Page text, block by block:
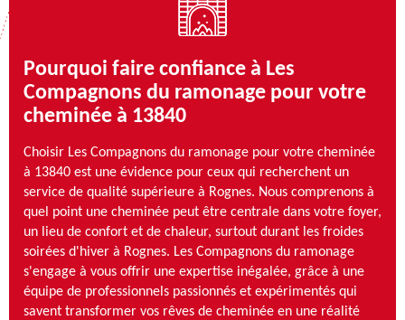
Pourquoi faire confiance à Les
Compagnons du ramonage pour votre
cheminée à 13840
Choisir Les Compagnons du ramonage pour votre cheminée
à 13840 est une évidence pour ceux qui recherchent un
service de qualité supérieure à Rognes. Nous comprenons à
quel point une cheminée peut être centrale dans votre foyer,
un lieu de confort et de chaleur, surtout durant les froides
soirées d'hiver à Rognes. Les Compagnons du ramonage
s'engage à vous offrir une expertise inégalée, grâce à une
équipe de professionnels passionnés et expérimentés qui
savent transformer vos rêves de cheminée en une réalité